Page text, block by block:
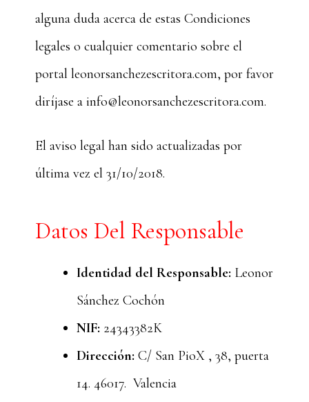
alguna duda acerca de estas Condiciones
legales o cualquier comentario sobre el
portal leonorsanchezescritora.com, por favor
diríjase a info@leonorsanchezescritora.com.
El aviso legal han sido actualizadas por
última vez el 31/10/2018.
Datos Del Responsable
Identidad del Responsable: Leonor
Sánchez Cochón
NIF: 24343382K
Dirección: C/ San PioX , 38, puerta
14. 46017. Valencia